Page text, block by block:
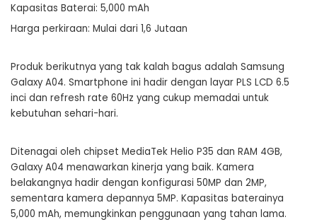
Kapasitas Baterai: 5,000 mAh
Harga perkiraan: Mulai dari 1,6 Jutaan
Produk berikutnya yang tak kalah bagus adalah Samsung
Galaxy A04. Smartphone ini hadir dengan layar PLS LCD 6.5
inci dan refresh rate 60Hz yang cukup memadai untuk
kebutuhan sehari-hari.
Ditenagai oleh chipset MediaTek Helio P35 dan RAM 4GB,
Galaxy A04 menawarkan kinerja yang baik. Kamera
belakangnya hadir dengan konfigurasi 50MP dan 2MP,
sementara kamera depannya 5MP. Kapasitas baterainya
5,000 mAh, memungkinkan penggunaan yang tahan lama.